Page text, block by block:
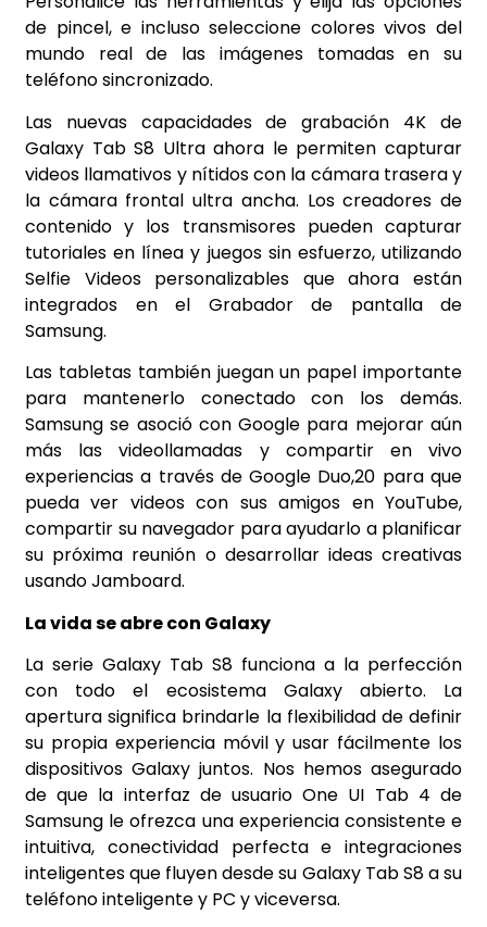
de pincel, e incluso seleccione colores vivos del
mundo real de las imágenes tomadas en su
teléfono sincronizado.
Las nuevas capacidades de grabación 4K de
Galaxy Tab S8 Ultra ahora le permiten capturar
videos llamativos y nítidos con la cámara trasera y
la cámara frontal ultra ancha. Los creadores de
contenido y los transmisores pueden capturar
tutoriales en línea y juegos sin esfuerzo, utilizando
Selfie Videos personalizables que ahora están
integrados en el Grabador de pantalla de
Samsung.
Las tabletas también juegan un papel importante
para mantenerlo conectado con los demás.
Samsung se asoció con Google para mejorar aún
más las videollamadas y compartir en vivo
experiencias a través de Google Duo,20 para que
pueda ver videos con sus amigos en YouTube,
compartir su navegador para ayudarlo a planificar
su próxima reunión o desarrollar ideas creativas
usando Jamboard.
La vida se abre con Galaxy
La serie Galaxy Tab S8 funciona a la perfección
con todo el ecosistema Galaxy abierto. La
apertura significa brindarle la flexibilidad de definir
su propia experiencia móvil y usar fácilmente los
dispositivos Galaxy juntos. Nos hemos asegurado
de que la interfaz de usuario One UI Tab 4 de
Samsung le ofrezca una experiencia consistente e
intuitiva, conectividad perfecta e integraciones
inteligentes que fluyen desde su Galaxy Tab S8 a su
teléfono inteligente y PC y viceversa.